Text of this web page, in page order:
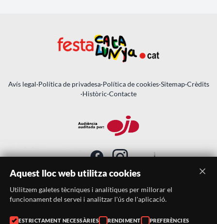
Avís legal·Política de privadesa·Política de cookies·Sitemap·Crèdits
·Històric·Contacte
SUBSCRIU-TE AL BUTLLETÍ
Telèfon: 938046359
Aquest lloc web utilitza cookies
Utilitzem galetes tècniques i analítiques per millorar el
funcionament del servei i analitzar l'ús de l'aplicació.
ESTRICTAMENT NECESSÀRIES RENDIMENT PREFERÈNCIES